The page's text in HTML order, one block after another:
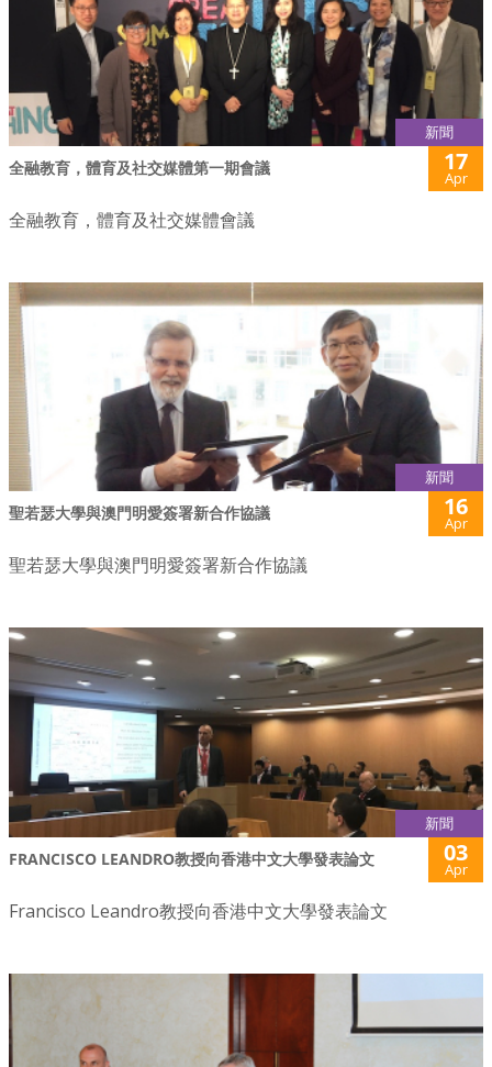
新聞
全融教育，體育及社交媒體第一期會議 17
Apr
全融教育，體育及社交媒體會議
新聞
聖若瑟大學與澳門明愛簽署新合作協議 16
Apr
聖若瑟大學與澳門明愛簽署新合作協議
新聞
FRANCISCO LEANDRO教授向香港中文大學發表論文 03
Apr
Francisco Leandro教授向香港中文大學發表論文